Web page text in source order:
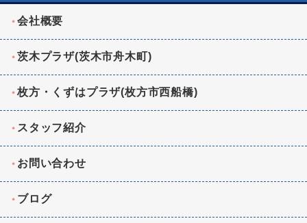
会社概要
茨木プラザ(茨木市舟木町)
枚方・くずはプラザ(枚方市西船橋)
スタッフ紹介
お問い合わせ
ブログ